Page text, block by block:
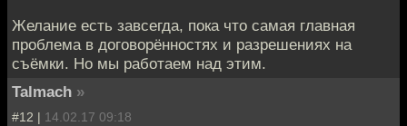
Желание есть завсегда, пока что самая главная
проблема в договорённостях и разрешениях на
съёмки. Но мы работаем над этим.
Talmach »
#12 | 14.02.17 09:18